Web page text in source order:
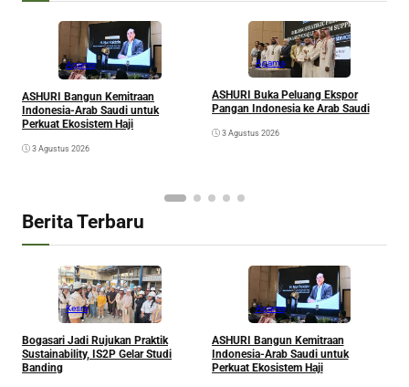
Agama
ASHURI Bangun Kemitraan
Indonesia-Arab Saudi untuk
Perkuat Ekosistem Haji
3 Agustus 2026
Agama
ASHURI Buka Peluang Ekspor
Pangan Indonesia ke Arab Saudi
3 Agustus 2026
Berita Terbaru
Kesra
Bogasari Jadi Rujukan Praktik
Sustainability, IS2P Gelar Studi
Banding
Agama
ASHURI Bangun Kemitraan
Indonesia-Arab Saudi untuk
Perkuat Ekosistem Haji